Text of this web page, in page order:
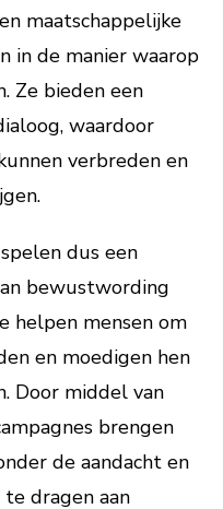
maatschappelijke
in de manier waarop
Ze bieden een
waardoor
verbreden en
dus een
bewustwording
helpen mensen om
en moedigen hen
Door middel van
brengen
de aandacht en
dragen aan